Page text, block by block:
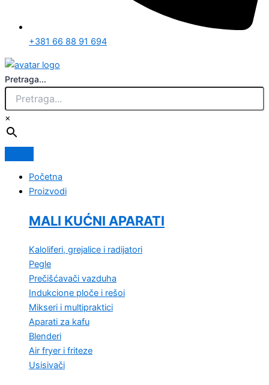
+381 66 88 91 694
Pretraga...
×
Početna
Proizvodi
MALI KUĆNI APARATI
Kaloliferi, grejalice i radijatori
Pegle
Prečišćavači vazduha
Indukcione ploče i rešoi
Mikseri i multipraktici
Aparati za kafu
Blenderi
Air fryer i friteze
Usisivači